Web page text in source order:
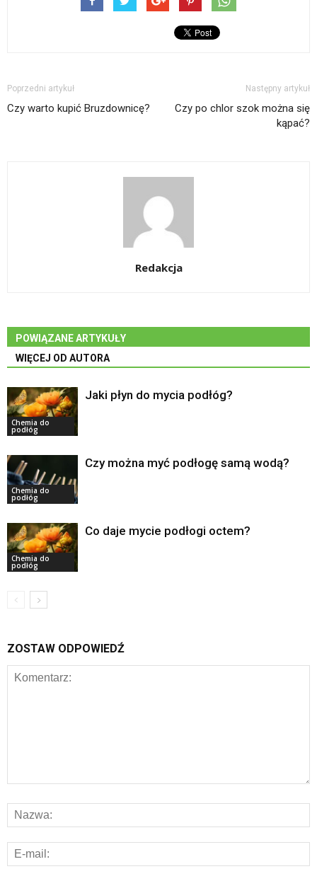
Poprzedni artykuł
Czy warto kupić Bruzdownicę?
Następny artykuł
Czy po chlor szok można się
kąpać?
Redakcja
POWIĄZANE ARTYKUŁY
WIĘCEJ OD AUTORA
Chemia do
podłóg
Jaki płyn do mycia podłóg?
Chemia do
podłóg
Czy można myć podłogę samą wodą?
Chemia do
podłóg
Co daje mycie podłogi octem?
ZOSTAW ODPOWIEDŹ